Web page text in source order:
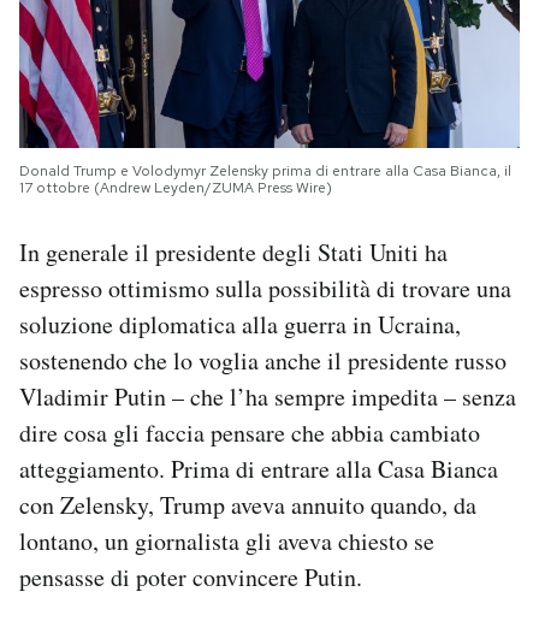
Donald Trump e Volodymyr Zelensky prima di entrare alla Casa Bianca, il
17 ottobre (Andrew Leyden/ZUMA Press Wire)
In generale il presidente degli Stati Uniti ha
espresso ottimismo sulla possibilità di trovare una
soluzione diplomatica alla guerra in Ucraina,
sostenendo che lo voglia anche il presidente russo
Vladimir Putin – che l’ha sempre impedita – senza
dire cosa gli faccia pensare che abbia cambiato
atteggiamento. Prima di entrare alla Casa Bianca
con Zelensky, Trump aveva annuito quando, da
lontano, un giornalista gli aveva chiesto se
pensasse di poter convincere Putin.